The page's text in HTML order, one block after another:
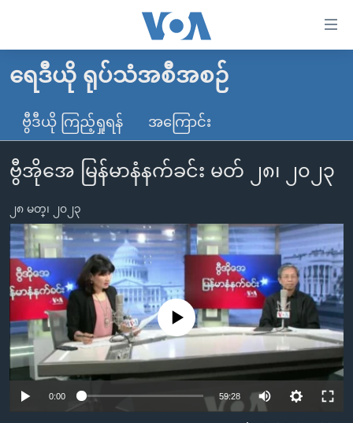
လွယ်ကူ
သည့်
Link
များ
ပင်မ
အကြောင်းအရာ
သို့
ကျော်
ကြည့်
ပင်မ
အ
ညွန်း
စာမျက်နှာ
မူလစာမျက်နှာ
မြန်မာ
ကမ္ဘာ့သတင်းများ
နိုင်ငံတကာ
တရုတ်
အစ္စရေး-ပါလက်စတိုင်း
ဗွီဒီယို
ရပ်ဝန်းတခု လမ်းတခု အလွန်
အင်္ဂလိပ်စာလေ့လာမယ်
အမေရိကန်သုံးအီဒီယံ
မကြေးမုံရဲ့ အင်္ဂလိပ်စာ
ရုပ်ရှင်ထဲက အင်္ဂလိပ်စာ
သုတပဒေသာ အင်္ဂလိပ်စာ
အပတ်စဉ်ကဏ္ဍများ
ရေဒီယို
တီဗွီ
ရေဒီယိုနှင့်ရုပ်သံ အချက်အလက်များ
ရေဒီယို/တီဗွီအစီအစဉ်
Learning English
ရေဒီယို ရုပ်သံအစီအစဉ်
ဗွီဒီယို ကြည့်ရှုရန် အကြောင်း
ဗွီအိုအေ မြန်မာနံနက်ခင်း မတ် ၂၈၊ ၂၀၂၃
၂၈ မတ္၊ ၂၀၂၃
No media source currently available
0:00 59:28